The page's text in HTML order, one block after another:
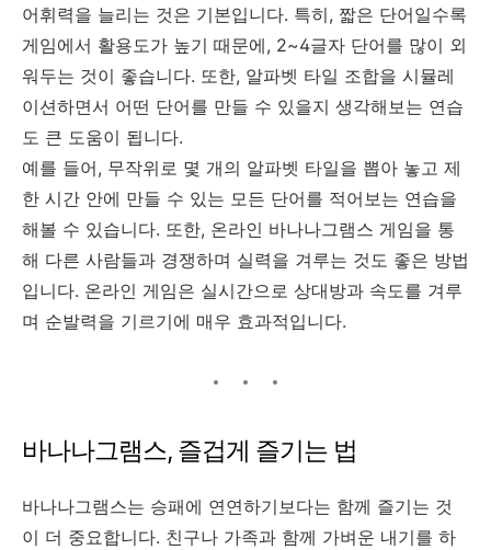
어휘력을 늘리는 것은 기본입니다. 특히, 짧은 단어일수록
게임에서 활용도가 높기 때문에, 2~4글자 단어를 많이 외
워두는 것이 좋습니다. 또한, 알파벳 타일 조합을 시뮬레
이션하면서 어떤 단어를 만들 수 있을지 생각해보는 연습
도 큰 도움이 됩니다.
예를 들어, 무작위로 몇 개의 알파벳 타일을 뽑아 놓고 제
한 시간 안에 만들 수 있는 모든 단어를 적어보는 연습을
해볼 수 있습니다. 또한, 온라인 바나나그램스 게임을 통
해 다른 사람들과 경쟁하며 실력을 겨루는 것도 좋은 방법
입니다. 온라인 게임은 실시간으로 상대방과 속도를 겨루
며 순발력을 기르기에 매우 효과적입니다.
바나나그램스, 즐겁게 즐기는 법
바나나그램스는 승패에 연연하기보다는 함께 즐기는 것
이 더 중요합니다. 친구나 가족과 함께 가벼운 내기를 하